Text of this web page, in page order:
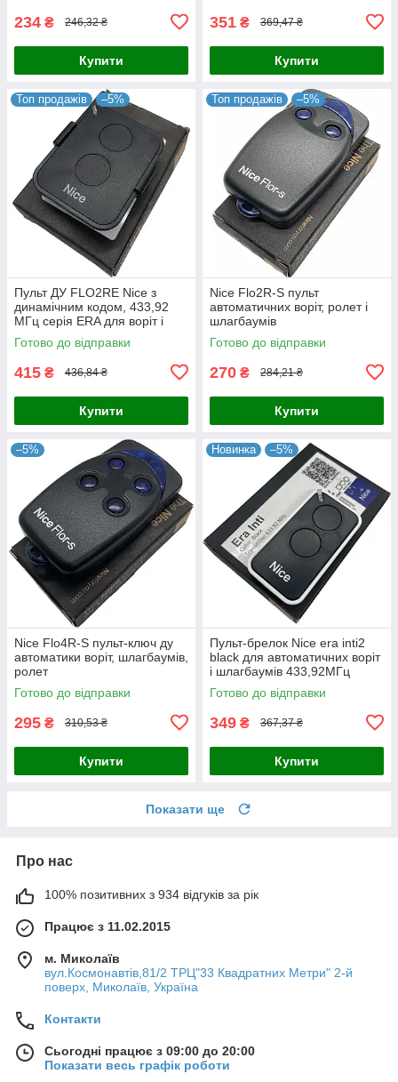
234 ₴ 246,32 ₴
Купити
351 ₴ 369,47 ₴
Купити
Топ продажів –5%
Пульт ДУ FLO2RE Nice з
динамічним кодом, 433,92
МГц серія ERA для воріт і
шлагбаумів 2-х канальний
брелок
Готово до відправки
415 ₴ 436,84 ₴
Купити
Топ продажів –5%
Nice Flo2R-S пульт
автоматичних воріт, ролет і
шлагбаумів
Готово до відправки
270 ₴ 284,21 ₴
Купити
–5%
Nice Flo4R-S пульт-ключ ду
автоматики воріт, шлагбаумів,
ролет
Готово до відправки
295 ₴ 310,53 ₴
Купити
Новинка –5%
Пульт-брелок Nice era inti2
black для автоматичних воріт
і шлагбаумів 433,92МГц
Готово до відправки
349 ₴ 367,37 ₴
Купити
Показати ще
Про нас
100% позитивних з 934 відгуків за рік
Працює з 11.02.2015
м. Миколаїв
вул.Космонавтів,81/2 ТРЦ"33 Квадратних Метри" 2-й
поверх, Миколаїв, Україна
Контакти
Сьогодні працює з 09:00 до 20:00
Показати весь графік роботи